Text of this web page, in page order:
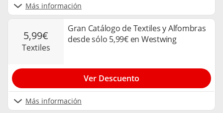
Más información
5,99€
textiles
Gran Catálogo de Textiles y Alfombras
desde sólo 5,99€ en Westwing
Más información
Ver Descuento